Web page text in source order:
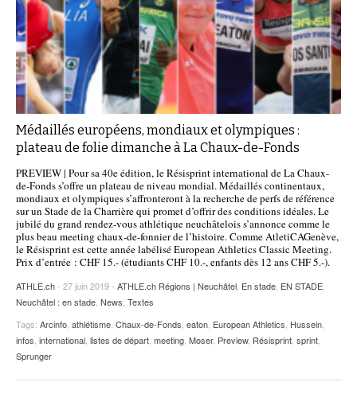
Médaillés européens, mondiaux et olympiques :
plateau de folie dimanche à La Chaux-de-Fonds
PREVIEW | Pour sa 40e édition, le Résisprint international de La Chaux-
de-Fonds s’offre un plateau de niveau mondial. Médaillés continentaux,
mondiaux et olympiques s’affronteront à la recherche de perfs de référence
sur un Stade de la Charrière qui promet d’offrir des conditions idéales. Le
jubilé du grand rendez-vous athlétique neuchâtelois s’annonce comme le
plus beau meeting chaux-de-fonnier de l’histoire. Comme AtletiCAGenève,
le Résisprint est cette année labélisé European Athletics Classic Meeting.
Prix d’entrée : CHF 15.- (étudiants CHF 10.-, enfants dès 12 ans CHF 5.-).
ATHLE.ch- 27 juin 2019 - ATHLE.ch Régions | Neuchâtel En stade EN STADE
Neuchâtel : en stade News Textes
Tags: Arcinfo athlétisme Chaux-de-Fonds eaton European Athletics Hussein
infos international listes de départ meeting Moser, Preview, Résisprint sprint
Sprunger